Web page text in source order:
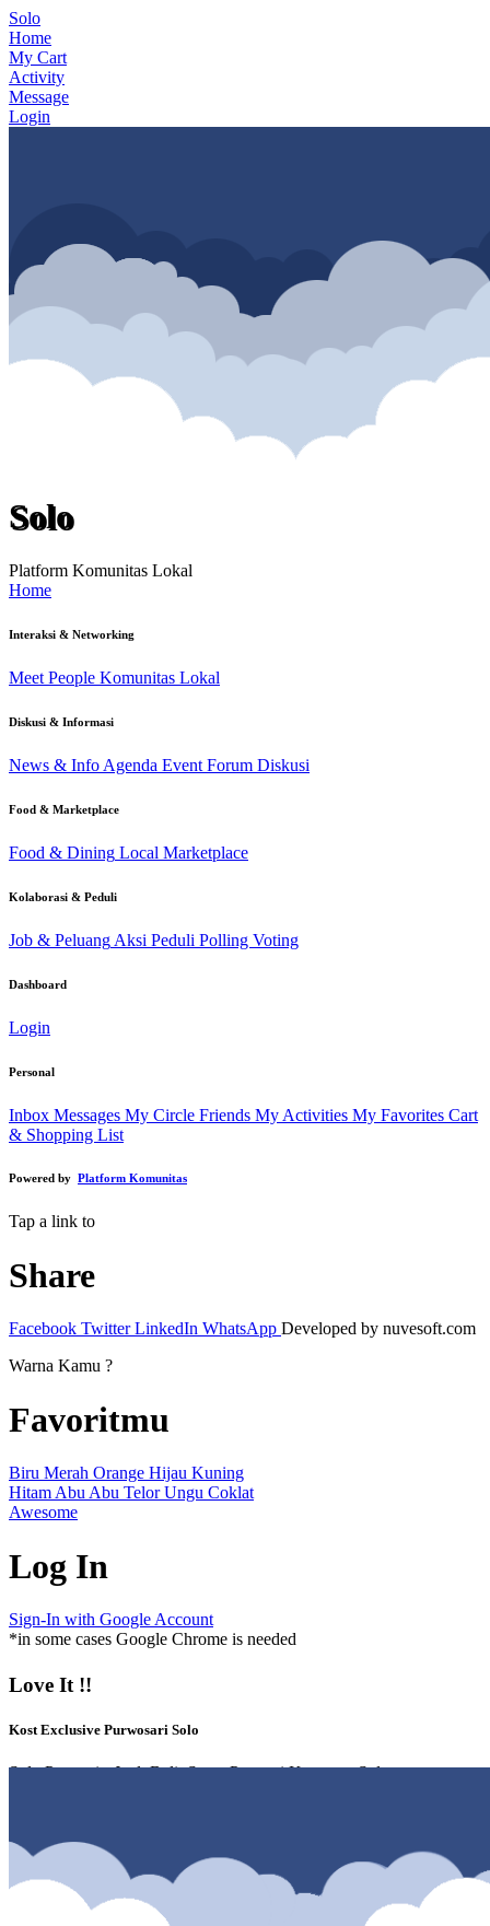
Solo
Home
My Cart
Activity
Message
Login
Solo
Platform Komunitas Lokal
Home
Interaksi & Networking
Meet People Komunitas Lokal
Diskusi & Informasi
News & Info Agenda Event Forum Diskusi
Food & Marketplace
Food & Dining Local Marketplace
Kolaborasi & Peduli
Job & Peluang Aksi Peduli Polling Voting
Dashboard
Login
Personal
Inbox Messages My Circle Friends My Activities My Favorites Cart
& Shopping List
Powered by Platform Komunitas
Tap a link to
Share
Facebook Twitter LinkedIn WhatsApp Developed by nuvesoft.com
Warna Kamu ?
Favoritmu
Biru Merah Orange Hijau Kuning
Hitam Abu Abu Telor Ungu Coklat
Awesome
Log In
Sign-In with Google Account
*in some cases Google Chrome is needed
Love It !!
Kost Exclusive Purwosari Solo
Solo Properti - Jual, Beli, Sewa Properti Kawasan Solo